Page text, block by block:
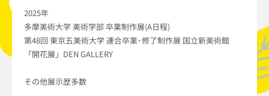
2025年
多摩美術大学 美術学部 卒業制作展(A日程)
第48回 東京五美術大学 連合卒業･修了制作展 国立新美術館
「開花展」DEN GALLERY
その他展示歴多数